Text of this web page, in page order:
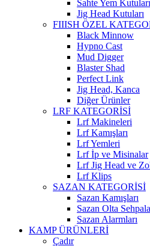
Sahte Yem Kutuları
Jig Head Kutuları
FIIISH ÖZEL
Black Minnow
Hypno Cast
Mud Digger
Blaster Shad
Perfect Link
Jig Head, Kanca
Diğer Ürünler
LRF KATEGORİSİ
Lrf Makineleri
Lrf Kamışları
Lrf Yemleri
Lrf İp ve Misinalar
Lrf Jig Head ve
Lrf Klips
SAZAN KATEGORİSİ
Sazan Kamışları
Sazan Olta
Sazan Alarmları
KAMP ÜRÜNLERİ
Çadır